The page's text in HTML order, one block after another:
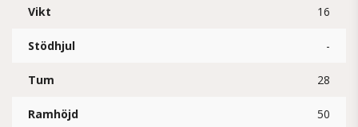
Vikt 16
Stödhjul -
Tum 28
Ramhöjd 50